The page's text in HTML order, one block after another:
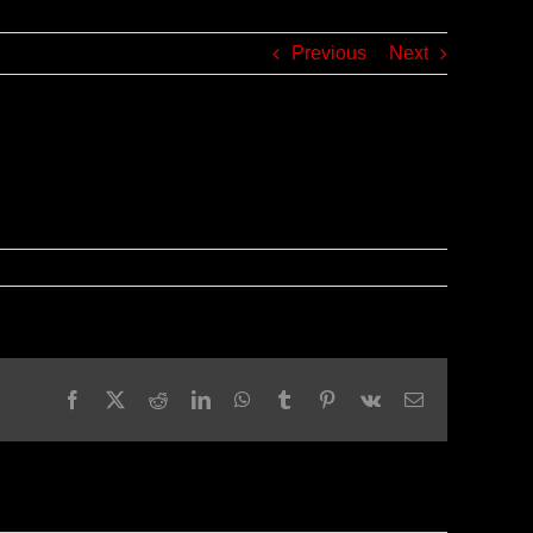
Previous Next
Facebook RedditLinkedInWhatsApp
Tumblr Pinterest
Vk Email